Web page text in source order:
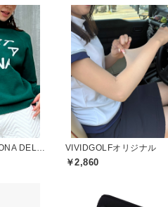
VIVIDGOLFオリジナル
￥2,860